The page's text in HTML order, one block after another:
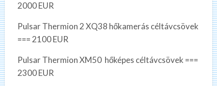
2000 EUR
Pulsar Thermion 2 XQ38 hőkamerás céltávcsövek
=== 2100 EUR
Pulsar Thermion XM50 hőképes céltávcsövek ===
2300 EUR